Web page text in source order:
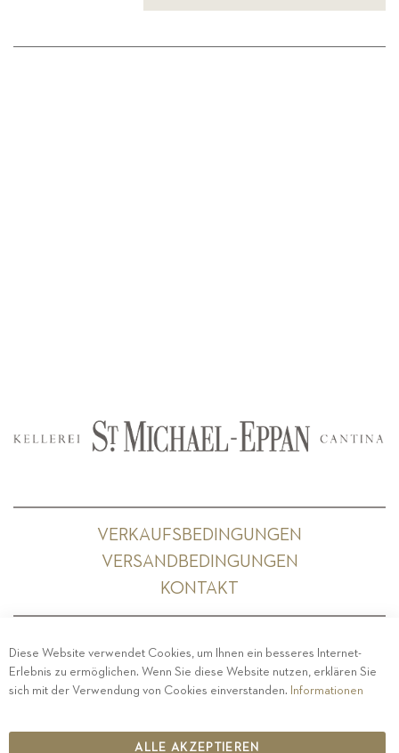
VERKAUFSBEDINGUNGEN
VERSANDBEDINGUNGEN
KONTAKT
PRIVACY-IMPRESSUM- COOKIE POLICY-
ETHISCHER KODEX
IT00126670215
Diese Website verwendet Cookies, um Ihnen ein besseres Internet-
Erlebnis zu ermöglichen. Wenn Sie diese Website nutzen, erklären Sie
sich mit der Verwendung von Cookies einverstanden. Informationen
ALLE AKZEPTIEREN